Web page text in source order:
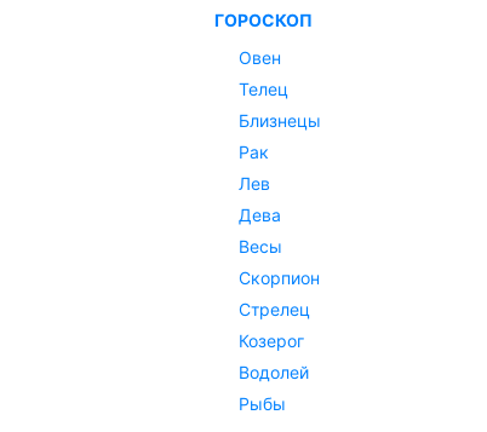
ГОРОСКОП
Овен
Телец
Близнецы
Рак
Лев
Дева
Весы
Скорпион
Стрелец
Козерог
Водолей
Рыбы